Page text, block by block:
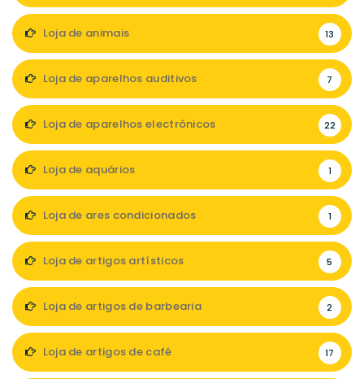
Loja de animais 13
Loja de aparelhos auditivos 7
Loja de aparelhos electrónicos 22
Loja de aquários 1
Loja de ares condicionados 1
Loja de artigos artísticos 5
Loja de artigos de barbearia 2
Loja de artigos de café 17